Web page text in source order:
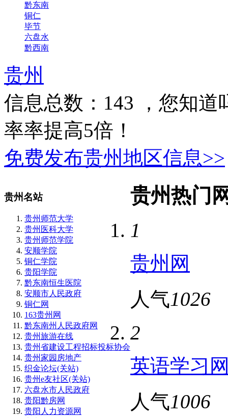
黔东南
铜仁
毕节
六盘水
黔西南
贵州
信息总数： 143 ，您知
率率提高5倍！
免费发布贵州地区信息>>
贵州名站
贵州师范大学
贵州医科大学
贵州师范学院
安顺学院
铜仁学院
贵阳学院
​黔东南恒生医院
安顺市人民政府
铜仁网
163贵州网
黔东南州人民政府网
贵州旅游在线
贵州省建设工程招标投标协会
贵州家园房地产
织金论坛(关站)
贵州e友社区(关站)
六盘水市人民政府
贵阳黔房网
贵阳人力资源网
贵州热门
1
贵州网
人气1026
2
英语学习
人气1006